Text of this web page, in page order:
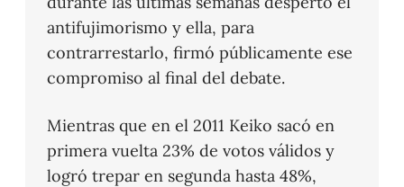
antifujimorismo y ella, para
contrarrestarlo, firmó públicamente ese
compromiso al final del debate.
Mientras que en el 2011 Keiko sacó en
primera vuelta 23% de votos válidos y
logró trepar en segunda hasta 48%,